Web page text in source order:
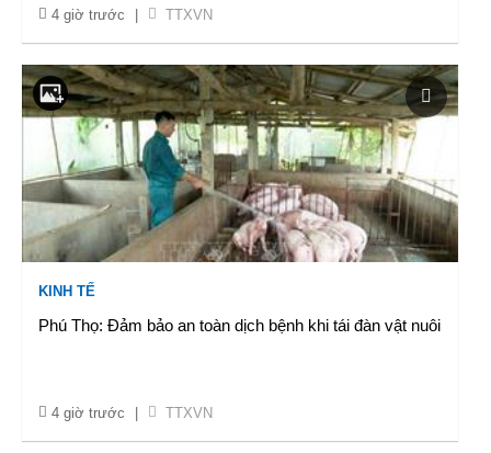
4 giờ trước TTXVN
KINH TẾ
Phú Thọ: Đảm bảo an toàn dịch bệnh khi tái đàn vật nuôi
4 giờ trước TTXVN